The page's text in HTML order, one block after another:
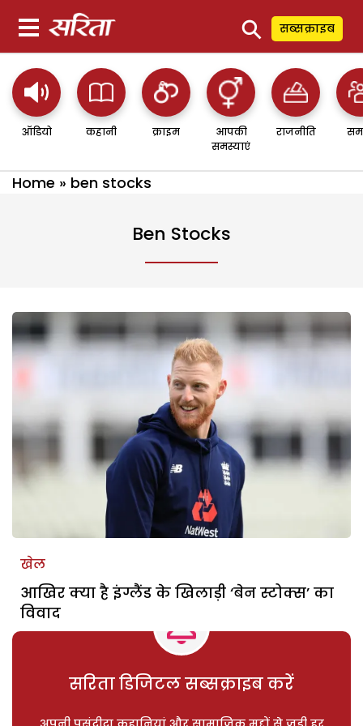
⚲ सब्सक्राइब
ऑडियो कहानी क्राइम
आपकी
समस्याएं
राजनीति
Home » ben stocks
Ben Stocks
खेल
आखिर क्या है इंग्लैंड के खिलाड़ी ‘बेन स्टोक्स’ का
विवाद
सरिता डिजिटल सब्सक्राइब करें